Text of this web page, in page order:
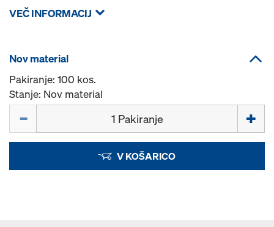
VEČ INFORMACIJ
Nov material
Pakiranje: 100 kos.
Stanje: Nov material
V KOŠARICO